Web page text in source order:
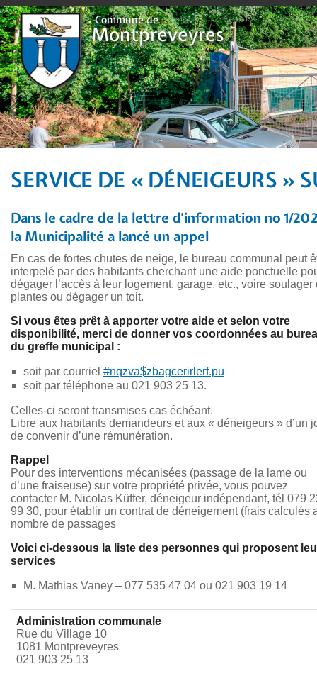
Plan du site Contact et horaires Pilier public Déchetterie Evènements Vie locale
Commune de
Montpreveyres
SERVICE DE « DÉNEIGEURS »
Dans le cadre de la lettre d’information no 1/
la Municipalité a lancé un appel
En cas de fortes chutes de neige, le bureau communal peut
interpelé par des habitants cherchant une aide ponctuelle
dégager l’accès à leur logement, garage, etc., voire soulager
plantes ou dégager un toit.
Si vous êtes prêt à apporter votre aide et selon votre
disponibilité, merci de donner vos coordonnées au
du greffe municipal :
soit par courriel #nqzva$zbagcerirlerf.pu
soit par téléphone au 021 903 25 13.
Celles-ci seront transmises cas échéant.
Libre aux habitants demandeurs et aux « déneigeurs » d’un
de convenir d’une rémunération.
Rappel
Pour des interventions mécanisées (passage de la lame ou
d’une fraiseuse) sur votre propriété privée, vous pouvez
contacter M. Nicolas Küffer, déneigeur indépendant, tél 079
99 30, pour établir un contrat de déneigement (frais calculés
nombre de passages
Voici ci-dessous la liste des personnes qui proposent
services
M. Mathias Vaney – 077 535 47 04 ou 021 903 19 14
Administration communale
Rue du Village 10
1081 Montpreveyres
021 903 25 13